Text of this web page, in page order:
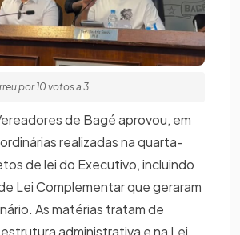
por 10 votos a 3
de Bagé aprovou, em
realizadas na quarta-
de lei do Executivo, incluindo
Lei Complementar que geraram
As matérias tratam de
administrativa e na Lei